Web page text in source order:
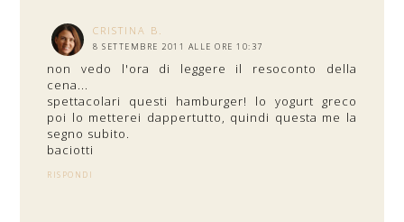
CRISTINA B.
8 SETTEMBRE 2011 ALLE ORE 10:37
non vedo l'ora di leggere il resoconto della
cena...
spettacolari questi hamburger! lo yogurt greco
poi lo metterei dappertutto, quindi questa me la
segno subito.
baciotti
RISPONDI